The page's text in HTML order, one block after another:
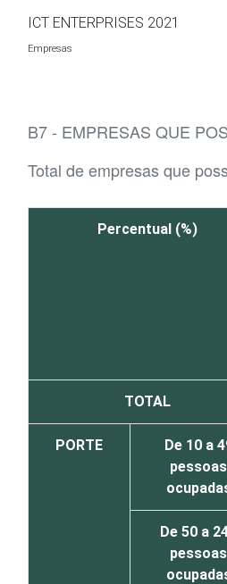
ICT ENTERPRISES 2021
Empresas
B7 - EMPRESAS QUE
Total de empresas que
Percentual (%)
TOTAL
PORTE
De 10 a
pessoas
De 50 a
pessoas